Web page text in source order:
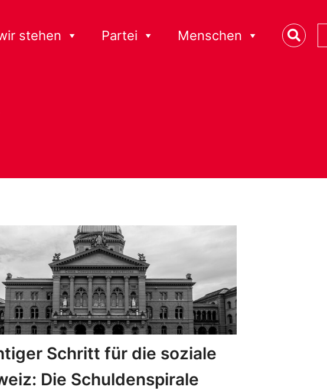
stehen Partei Menschen
Schritt für die soziale
Die Schuldenspirale